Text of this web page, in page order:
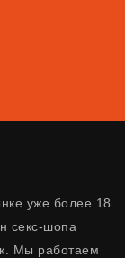
уже более 18
секс-шопа
Мы работаем